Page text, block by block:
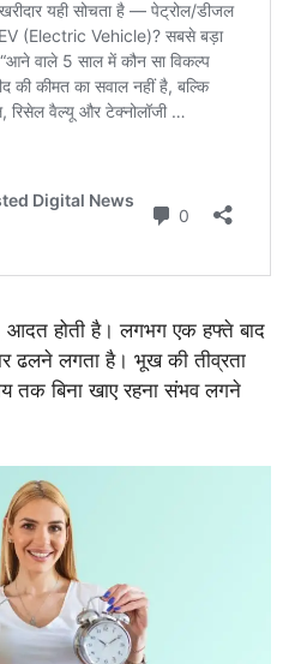
होती है। लगभग एक हफ्ते बाद
ढलने लगता है। भूख की तीव्रता
तक बिना खाए रहना संभव लगने